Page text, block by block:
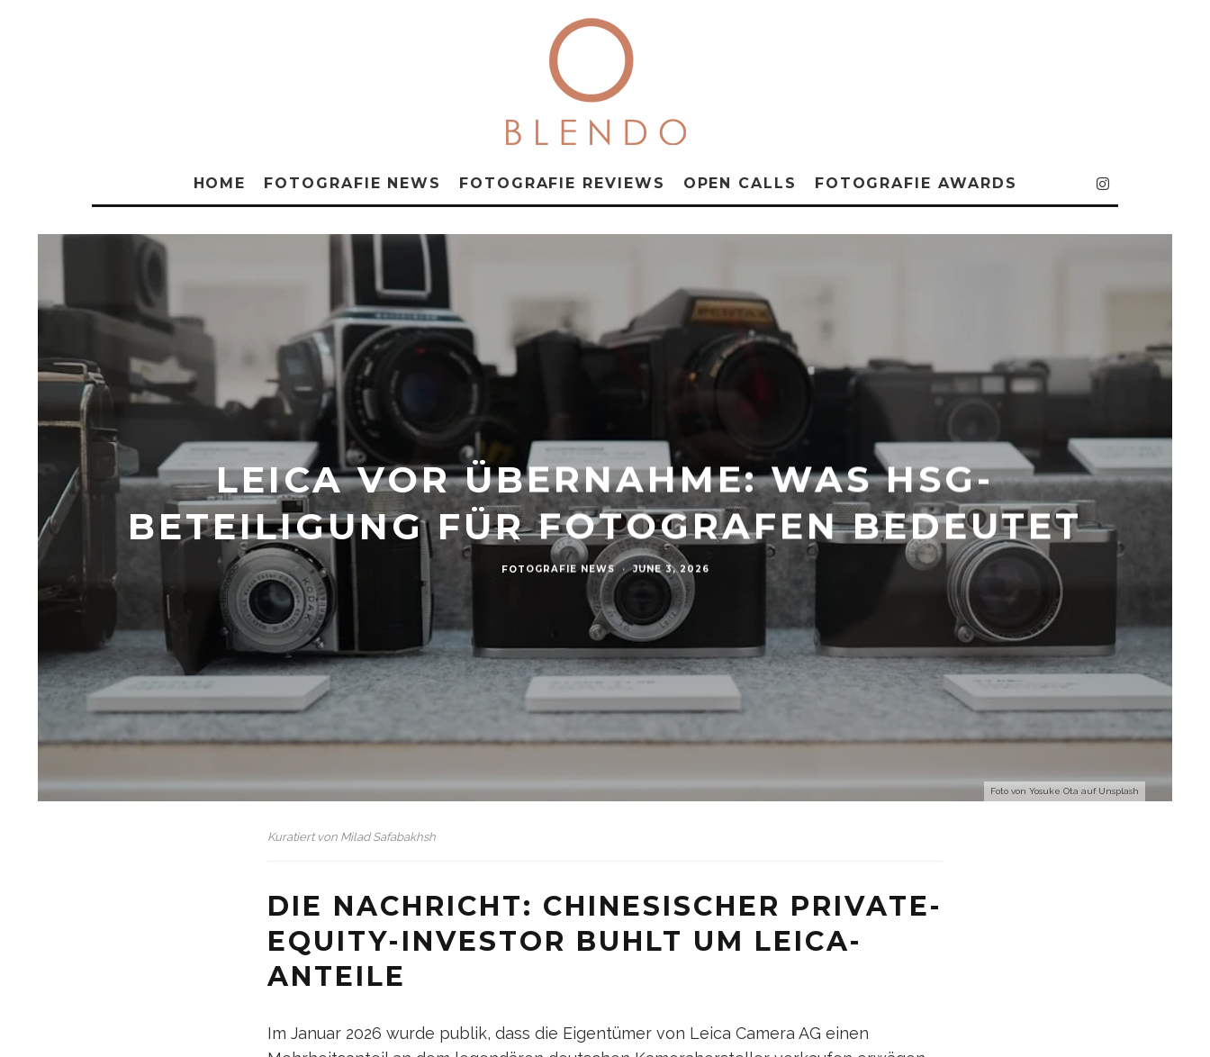
HOME FOTOGRAFIE NEWS FOTOGRAFIE REVIEWS OPEN CALLS FOTOGRAFIE AWARDS
Foto von Yosuke Ota auf Unsplash
LEICA VOR ÜBERNAHME: WAS HSG-
BETEILIGUNG FÜR FOTOGRAFEN BEDEUTET
FOTOGRAFIE NEWS · JUNE 3, 2026
Kuratiert von Milad Safabakhsh
DIE NACHRICHT: CHINESISCHER PRIVATE-
EQUITY-INVESTOR BUHLT UM LEICA-
ANTEILE
Im Januar 2026 wurde publik, dass die Eigentümer von Leica Camera AG einen